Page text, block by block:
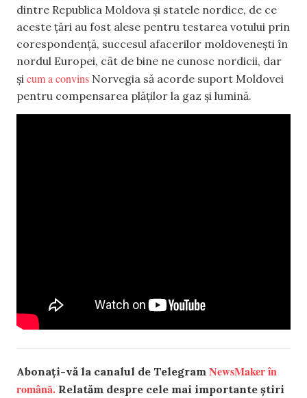
dintre Republica Moldova și statele nordice, de ce
aceste țări au fost alese pentru testarea votului prin
corespondență, succesul afacerilor moldovenești în
nordul Europei, cât de bine ne cunosc nordicii, dar
și cum a convins Norvegia să acorde suport Moldovei
pentru compensarea plăților la gaz și lumină.
Abonați-vă la canalul de Telegram NewsMaker în
română. Relatăm despre cele mai importante știri